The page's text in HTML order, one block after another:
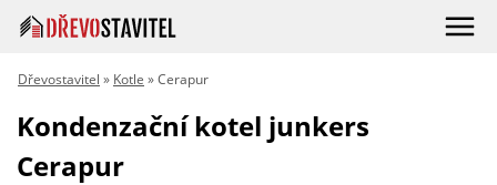
Dřevostavitel » Kotle » Cerapur
Kondenzační kotel junkers
Cerapur